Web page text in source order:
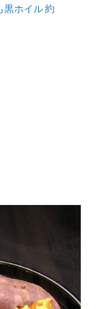
黒ホイル 約